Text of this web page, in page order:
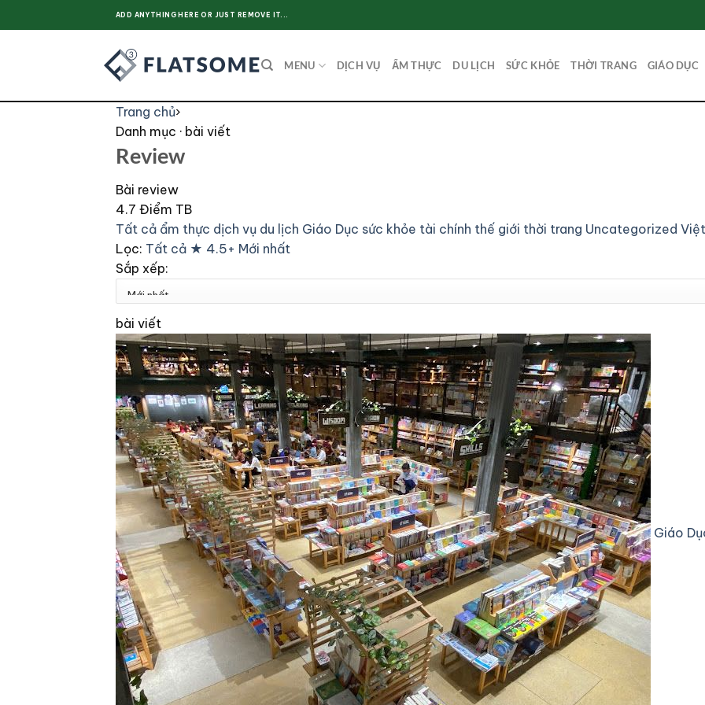
to
ADD ANYTHING HERE OR JUST REMOVE IT...
MENU DỊCH VỤ ẨM THỰC DU LỊCH SỨC KHỎE THỜI TRANG GIÁO DỤC
Trang chủ›
Danh mục · bài viết
Review
Bài review
4.7 Điểm TB
Tất cả ẩm thực dịch vụ du lịch Giáo Dục sức khỏe tài chính thế giới thời trang Uncategorized
Lọc: Tất cả ★ 4.5+ Mới nhất
Sắp xếp:
bài viết
Giáo